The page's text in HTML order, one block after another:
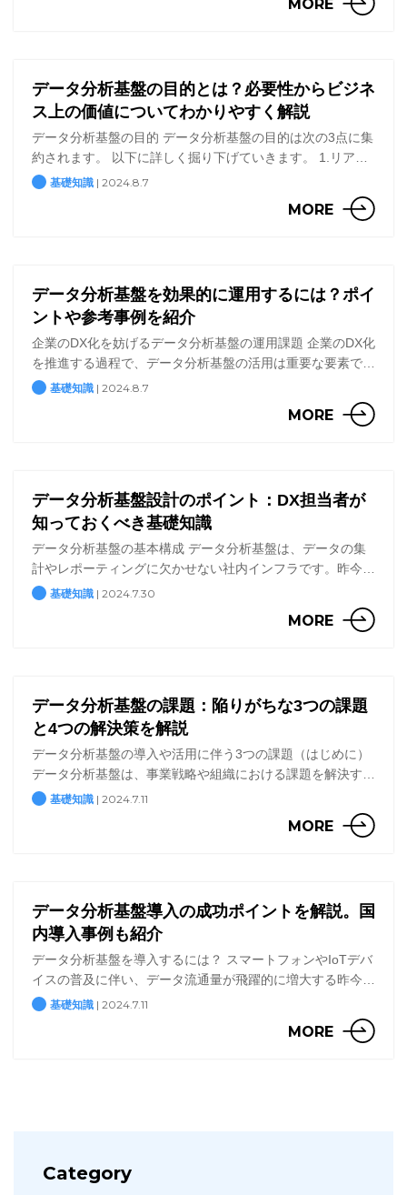
MORE
データ分析基盤の目的とは？必要性からビジネ
ス上の価値についてわかりやすく解説
データ分析基盤の目的 データ分析基盤の目的は次の3点に集
約されます。 以下に詳しく掘り下げていきます。 1.リアル
タイムな事実認知による意志決定の質の向上 データ分析基
盤を導入することで、リアルタイムに状況を認知でき、リ
基礎知識 | 2024.8.7
MORE
データ分析基盤を効果的に運用するには？ポイ
ントや参考事例を紹介
企業のDX化を妨げるデータ分析基盤の運用課題 企業のDX化
を推進する過程で、データ分析基盤の活用は重要な要素で
す。しかし、データ分析基盤は構築したものの運用がうまく
いかず、効果を十分に発揮できていないというケースもあり
基礎知識 | 2024.8.7
MORE
データ分析基盤設計のポイント：DX担当者が
知っておくべき基礎知識
データ分析基盤の基本構成 データ分析基盤は、データの集
計やレポーティングに欠かせない社内インフラです。昨今で
は組織に蓄積されたデータはAIの学習に活用されることも増
え、ますますその必要性が高まっています。まずは、データ
基礎知識 | 2024.7.30
MORE
データ分析基盤の課題：陥りがちな3つの課題
と4つの解決策を解説
データ分析基盤の導入や活用に伴う3つの課題（はじめに）
データ分析基盤は、事業戦略や組織における課題を解決する
ためのソリューションとして注目されています。企業の未来
を担う役割を持っていると言っても過言ではありません。一
基礎知識 | 2024.7.11
MORE
データ分析基盤導入の成功ポイントを解説。国
内導入事例も紹介
データ分析基盤を導入するには？ スマートフォンやIoTデバ
イスの普及に伴い、データ流通量が飛躍的に増大する昨今。
企業運営においてもデータ活用が重要な要素となる中で、
「データ分析基盤」の導入が注目されています。 しかし、
基礎知識 | 2024.7.11
MORE
Category